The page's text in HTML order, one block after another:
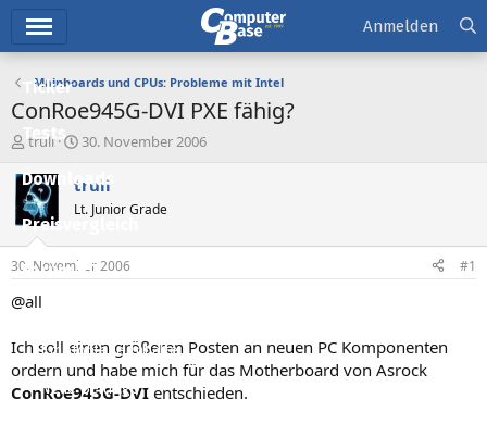
Ticker
Tests
Downloads
Preisvergleich
Forum
Aktuelles
Empfohlene Inhalte
Neue Beiträge
Anmelden
Mainboards und CPUs: Probleme mit Intel
ConRoe945G-DVI PXE fähig?
E
s
t
e
e
r
truli
E
s
e
t
30. November 2006
truli
Lt. Junior Grade
30. November 2006 #1
@all
Ich soll einen größeren Posten an neuen PC Komponenten
ordern und habe mich für das Motherboard von Asrock
ConRoe945G-DVI entschieden.